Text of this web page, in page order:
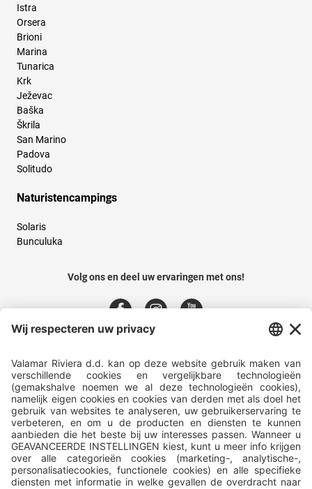
Istra
Orsera
Brioni
Marina
Tunarica
Krk
Ježevac
Baška
Škrila
San Marino
Padova
Solitudo
Naturistencampings
Solaris
Bunculuka
Volg ons en deel uw ervaringen met ons!